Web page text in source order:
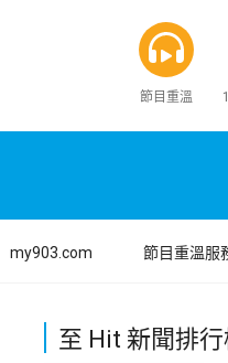
節目重溫
my903.com 節目重溫服
至 Hit 新聞排行